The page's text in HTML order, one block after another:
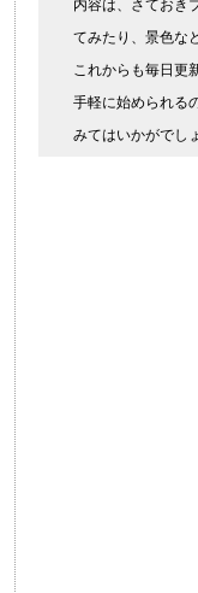
内容は、さておき
てみたり、景色な
これからも毎日更
手軽に始められる
みてはいかがでし